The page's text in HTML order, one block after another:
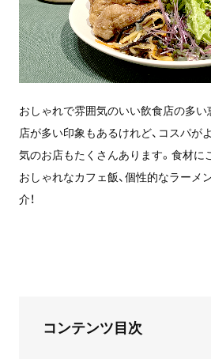
おしゃれで雰囲気のいい飲食店の多い
店が多い印象もあるけれど、コスパが
気のお店もたくさんあります。食材に
おしゃれなカフェ飯、個性的なラーメ
介！
コンテンツ目次